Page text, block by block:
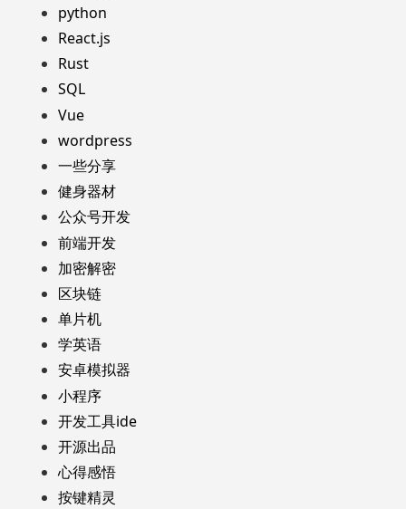
python
React.js
Rust
SQL
Vue
wordpress
一些分享
健身器材
公众号开发
前端开发
加密解密
区块链
单片机
学英语
安卓模拟器
小程序
开发工具ide
开源出品
心得感悟
按键精灵